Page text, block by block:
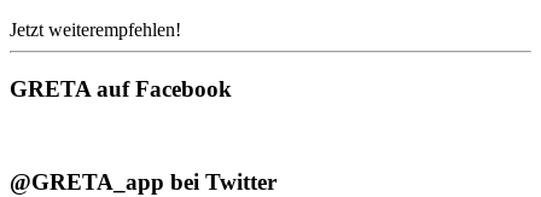
Jetzt weiterempfehlen!
GRETA auf Facebook
@GRETA_app bei Twitter